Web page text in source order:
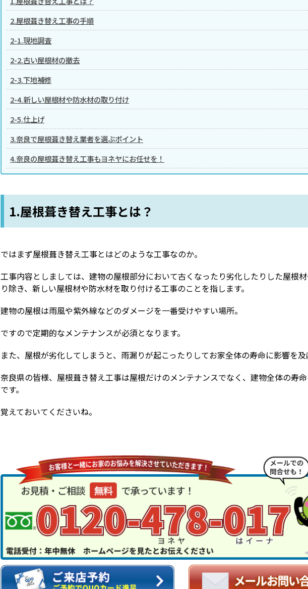
2.屋根葺き替え工事の手順
2-1.現地調査
2-2.古い屋根材の撤去
2-3.下地補修
2-4.新しい屋根材や防水材の取り付け
2-5.仕上げ
3.奈良で屋根葺き替え業者を選ぶポイント
4.奈良の屋根葺き替え工事もヨネヤにお任せを！
1.屋根葺き替え工事とは？
ではまず屋根葺き替え工事とはどのような工事なのか。
工事内容としましては、建物の屋根部分において古くなったり劣化したりした屋根
り除き、新しい屋根材や防水材を取り付ける工事のことを指します。
建物の屋根は雨風や紫外線などのダメージを一番受けやすい場所。
ですので定期的なメンテナンスが必須となります。
また、屋根が劣化してしまうと、雨漏りが起こったりしてお家全体の寿命に影響を及
奈良県の皆様、屋根葺き替え工事は屋根だけのメンテナンスでなく、建物全体の寿
です。
覚えておいてくださいね。